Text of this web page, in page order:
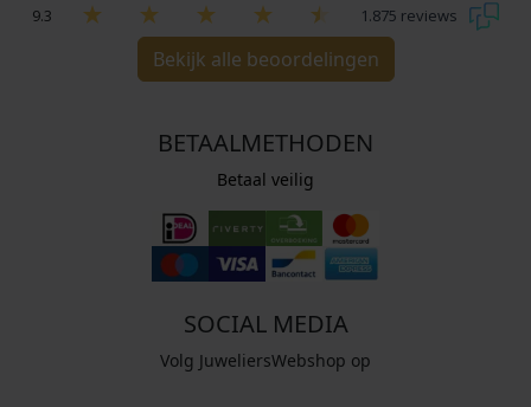
9.3 1.875 reviews
Bekijk alle beoordelingen
BETAALMETHODEN
Betaal veilig
SOCIAL MEDIA
Volg JuweliersWebshop op